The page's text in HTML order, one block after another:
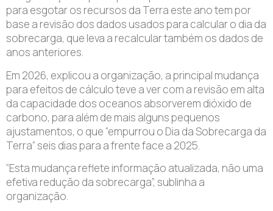
para esgotar os recursos da Terra este ano tem por
base a revisão dos dados usados para calcular o dia da
sobrecarga, que leva a recalcular também os dados de
anos anteriores.
Em 2026, explicou a organização, a principal mudança
para efeitos de cálculo teve a ver com a revisão em alta
da capacidade dos oceanos absorverem dióxido de
carbono, para além de mais alguns pequenos
ajustamentos, o que “empurrou o Dia da Sobrecarga da
Terra” seis dias para a frente face a 2025.
“Esta mudança reflete informação atualizada, não uma
efetiva redução da sobrecarga”, sublinha a
organização.